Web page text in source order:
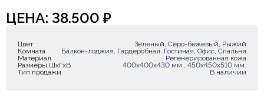
ЦЕНА: 38.500 ₽
Цвет
Зеленый, Серо-бежевый, Рыжий
Комната
Балкон-лоджия, Гардеробная, Гостиная, Офис, Спальня
Материал
Регенерированная кожа
Размеры ШxГxВ
400x400x430 мм., 450x450x510 мм.
Тип продажи
В наличии